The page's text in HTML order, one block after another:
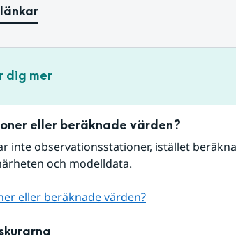
dig mer
eller beräknade värden?
inte observationsstationer, istället
och modelldata.
eller beräknade värden?